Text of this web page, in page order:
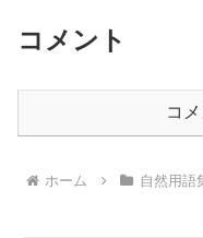
コメント
コ
ホーム 自然用語